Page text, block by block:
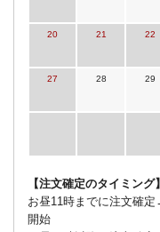
20 21 22
27 28 29
【注文確定のタイミング】
お昼11時までに注文確
開始